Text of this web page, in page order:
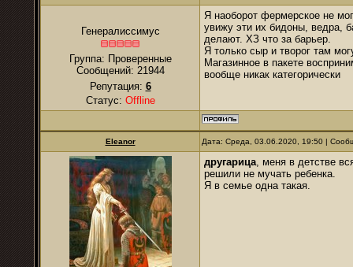
Генералиссимус
Группа: Проверенные
Сообщений: 21944
Репутация: 6
Статус: Offline
Я наоборот фермерское не
увижу эти их бидоны, ведра,
делают. ХЗ что за барьер.
Я только сыр и творог там
Магазинное в пакете
вообще никак категорически
Eleanor Дата: Среда, 03.06.2020, 19:50 |
другарица, меня в детстве
решили не мучать ребенка.
Я в семье одна такая.